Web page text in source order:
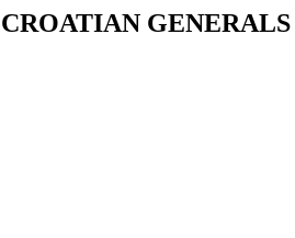
CROATIAN